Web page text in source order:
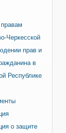
Черкесской
прав и
в
Республике
о защите